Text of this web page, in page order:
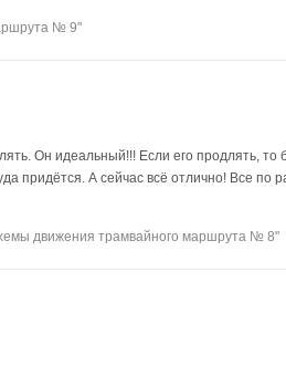
№ 9"
Он идеальный!!! Если его продлять, то
придётся. А сейчас всё отлично! Все
движения трамвайного маршрута № 8"